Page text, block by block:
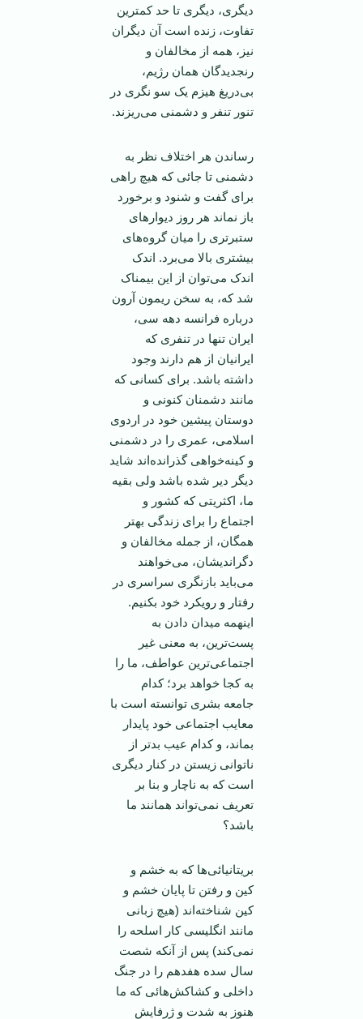
ديگری، ديگری تا حد کمترين
تفاوت، زنده است آن ديگران
نيز، همه از مخالفان و
رنجديدگان همان رژيم،
بی‌دريغ هيزم يک سو‌ نگری در
تنور تنفر و دشمنی می‌ريزند.
رساندن هر اختلاف نظر به
دشمنی تا جائی که هيچ راهی
برای گفت و شنود و برخورد
باز نماند هر روز ديوار‌های
ستبرتری را ميان گروه‌های
بيشتری بالا می‌برد. اندک
اندک می‌توان از اين بيمناک
شد که، به سخن ريمون آرون
درباره فرانسه دهه سی،
ايران تنها در تنفری که
ايرانيان از هم دارند وجود
داشته باشد. برای کسانی که
مانند دشمنان کنونی و
دوستان پيشين خود در اردوی
اسلامی، عمری را در دشمنی
و کينه‌خواهی گذرانده‌اند شايد
ديگر دير شده باشد ولی بقيه
ما، اکثريتی که کشور و
اجتماع را برای زندگی بهتر
همگان، از جمله مخالفان و
دگرانديشان، می‌خواهند
می‌بايد بازنگری سراسری در
رفتار و رويکرد خود بکنيم.
اينهمه ميدان دادن به
پست‌ترين، به معنی غير
اجتماعی‌ترين عواطف، ما را
به کجا خواهد برد؛ کدام
جامعه بشری توانسته است با
معايب اجتماعی خود پايدار
بماند، و کدام عيب بد‌تر از
ناتوانی زيستن در کنار ديگری
است که به ناچار و بنا بر
تعريف نمی‌تواند همانند ما
باشد؟
بريتانيائی‌ها که به خشم و
کين و رفتن تا پايان خشم و
کين شناخته‌اند (هيچ زبانی
مانند انگليسی کار اسلحه را
نمی‌کند) پس از آنکه شصت
سال سده هفدهم را در جنگ
داخلی و کشاکش‌هائی که ما
هنوز به شدت و ژرفايش